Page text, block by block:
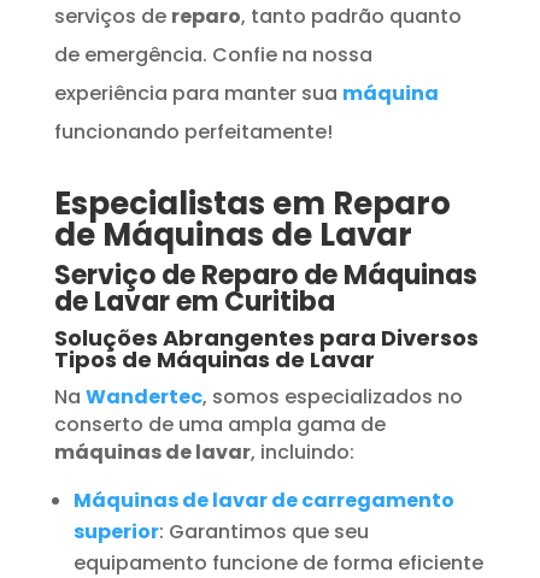
serviços de reparo, tanto padrão quanto
de emergência. Confie na nossa
experiência para manter sua máquina
funcionando perfeitamente!
Especialistas em Reparo
de Máquinas de Lavar
Serviço de Reparo de Máquinas
de Lavar em Curitiba
Soluções Abrangentes para Diversos
Tipos de Máquinas de Lavar
Na Wandertec, somos especializados no
conserto de uma ampla gama de
máquinas de lavar, incluindo:
Máquinas de lavar de carregamento
superior: Garantimos que seu
equipamento funcione de forma eficiente